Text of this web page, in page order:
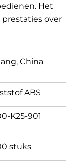
Het
over
China
ABS
K25-901
stuks